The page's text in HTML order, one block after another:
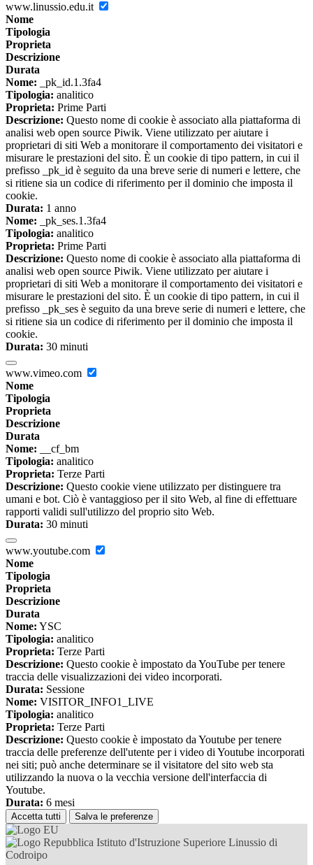
www.linussio.edu.it
Nome
Tipologia
Proprieta
Descrizione
Durata
Nome: _pk_id.1.3fa4
Tipologia: analitico
Proprieta: Prime Parti
Descrizione: Questo nome di cookie è associato alla piattaforma di
analisi web open source Piwik. Viene utilizzato per aiutare i
proprietari di siti Web a monitorare il comportamento dei visitatori e
misurare le prestazioni del sito. È un cookie di tipo pattern, in cui il
prefisso _pk_id è seguito da una breve serie di numeri e lettere, che
si ritiene sia un codice di riferimento per il dominio che imposta il
cookie.
Durata: 1 anno
Nome: _pk_ses.1.3fa4
Tipologia: analitico
Proprieta: Prime Parti
Descrizione: Questo nome di cookie è associato alla piattaforma di
analisi web open source Piwik. Viene utilizzato per aiutare i
proprietari di siti Web a monitorare il comportamento dei visitatori e
misurare le prestazioni del sito. È un cookie di tipo pattern, in cui il
prefisso _pk_ses è seguito da una breve serie di numeri e lettere, che
si ritiene sia un codice di riferimento per il dominio che imposta il
cookie.
Durata: 30 minuti
www.vimeo.com
Nome
Tipologia
Proprieta
Descrizione
Durata
Nome: __cf_bm
Tipologia: analitico
Proprieta: Terze Parti
Descrizione: Questo cookie viene utilizzato per distinguere tra
umani e bot. Ciò è vantaggioso per il sito Web, al fine di effettuare
rapporti validi sull'utilizzo del proprio sito Web.
Durata: 30 minuti
www.youtube.com
Nome
Tipologia
Proprieta
Descrizione
Durata
Nome: YSC
Tipologia: analitico
Proprieta: Terze Parti
Descrizione: Questo cookie è impostato da YouTube per tenere
traccia delle visualizzazioni dei video incorporati.
Durata: Sessione
Nome: VISITOR_INFO1_LIVE
Tipologia: analitico
Proprieta: Terze Parti
Descrizione: Questo cookie è impostato da Youtube per tenere
traccia delle preferenze dell'utente per i video di Youtube incorporati
nei siti; può anche determinare se il visitatore del sito web sta
utilizzando la nuova o la vecchia versione dell'interfaccia di
Youtube.
Durata: 6 mesi
Accetta tutti Salva le preferenze
Istituto d'Istruzione Superiore Linussio di
Codroipo